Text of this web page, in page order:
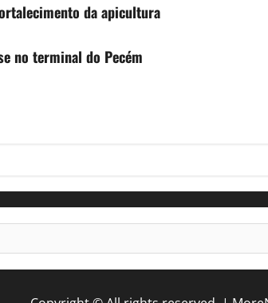
da apicultura
no terminal do Pecém